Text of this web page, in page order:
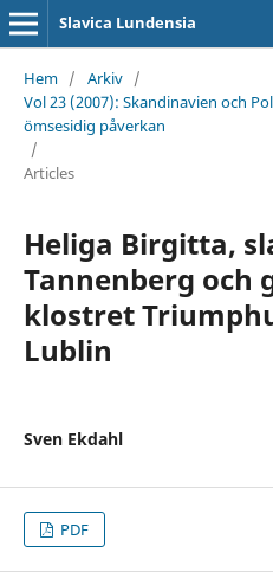
Slavica Lundensia
Hem / Arkiv /
Vol 23 (2007): Skandinavien och
ömsesidig påverkan
/
Articles
Heliga Birgitta,
Tannenberg och
klostret
Lublin
Sven Ekdahl
PDF